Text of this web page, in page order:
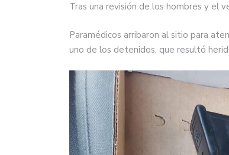
Tras una revisión de los hombres y el
Paramédicos arribaron al sitio para
uno de los detenidos, que resultó